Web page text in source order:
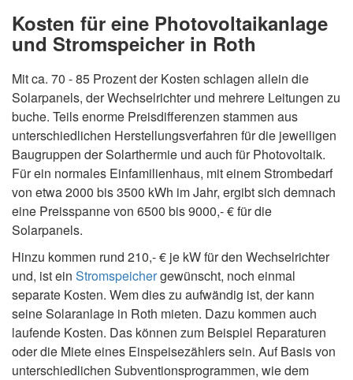
Kosten für eine Photovoltaikanlage
und Stromspeicher in Roth
Mit ca. 70 - 85 Prozent der Kosten schlagen allein die
Solarpanels, der Wechselrichter und mehrere Leitungen zu
buche. Teils enorme Preisdifferenzen stammen aus
unterschiedlichen Herstellungsverfahren für die jeweiligen
Baugruppen der Solarthermie und auch für Photovoltaik.
Für ein normales Einfamilienhaus, mit einem Strombedarf
von etwa 2000 bis 3500 kWh im Jahr, ergibt sich demnach
eine Preisspanne von 6500 bis 9000,- € für die
Solarpanels.
Hinzu kommen rund 210,- € je kW für den Wechselrichter
und, ist ein Stromspeichergewünscht, noch einmal
separate Kosten. Wem dies zu aufwändig ist, der kann
seine Solaranlage in Roth mieten. Dazu kommen auch
laufende Kosten. Das können zum Beispiel Reparaturen
oder die Miete eines Einspeisezählers sein. Auf Basis von
unterschiedlichen Subventionsprogrammen, wie dem